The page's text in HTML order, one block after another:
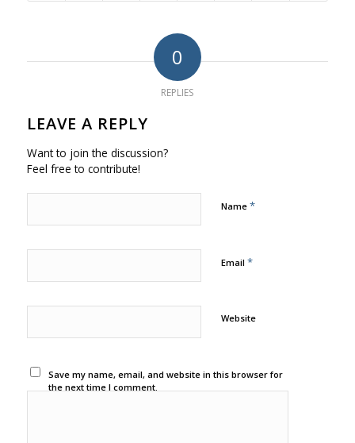
0
REPLIES
LEAVE A REPLY
Want to join the discussion?
Feel free to contribute!
Name *
Email *
Website
Save my name, email, and website in this browser for
the next time I comment.